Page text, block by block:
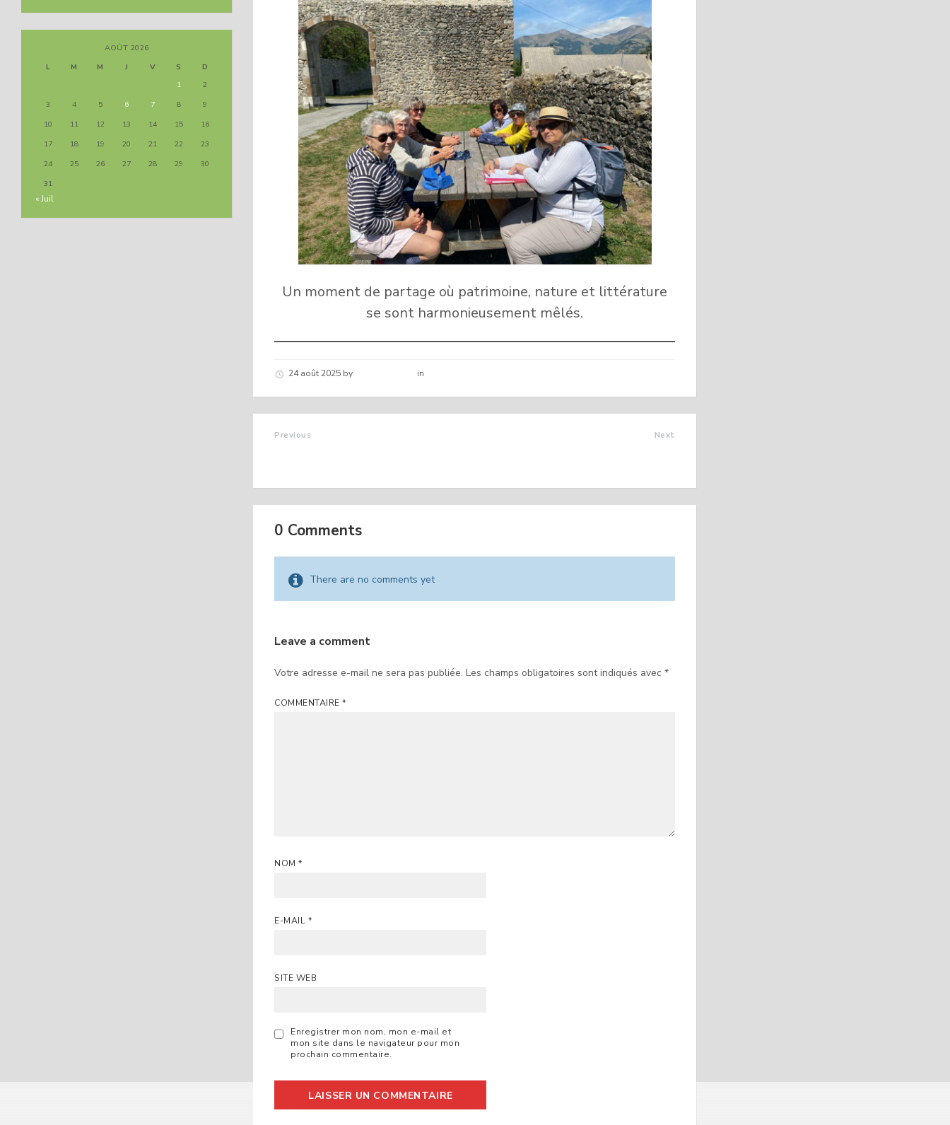
Un moment de partage où patrimoine, nature et littérature
se sont harmonieusement mêlés.
24 août 2025 by in
Previous Next
0 Comments
There are no comments yet
Leave a comment
Votre adresse e-mail ne sera pas publiée. Les champs obligatoires sont indiqués avec*
COMMENTAIRE*
NOM*
E-MAIL *
SITE WEB
Enregistrer mon nom, mon e-mail et
mon site dans le navigateur pour mon
prochain commentaire.
AOÛT 2026
L
M M J V S
D
1
2
3
4 5 6 7 8
9
10
11 12 13 14 15
16
17
18 19 20 21 22
23
24
25 26 27 28 29
30
31
« Juil